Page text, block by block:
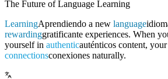
The Future of Language Learning
LearningAprendiendo a new language
rewardinggratificante experiences. When
yourself in authenticauténticos content,
connectionsconexiones naturally.